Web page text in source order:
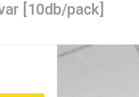
[10db/pack]